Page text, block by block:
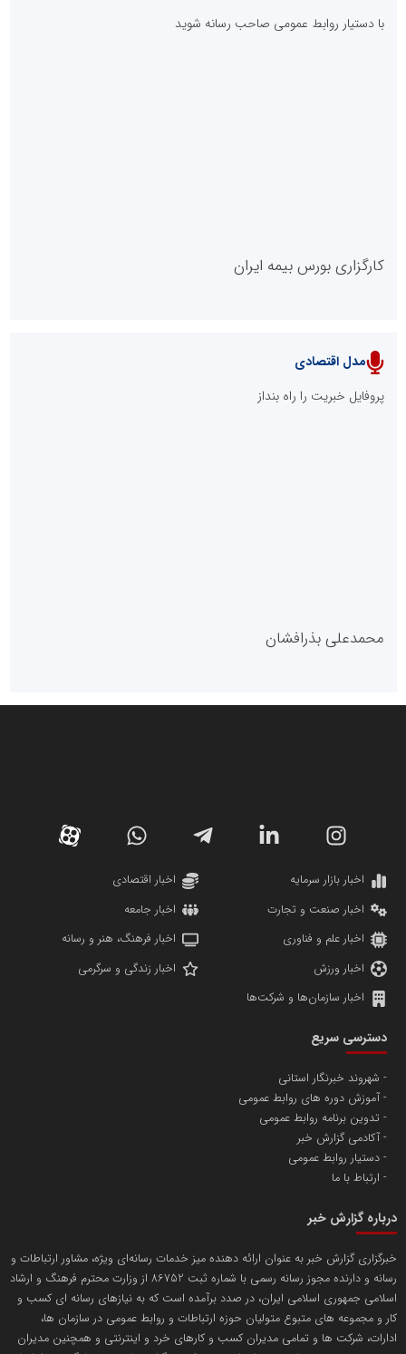
پایگاه خبری نهضت ملی مسکن
پایگاه خبری گفتمان یزد
دانشگاه سئوی ایران
پایگاه اطلاع رسانی اعتلای نهادهای مردمی
با دستیار روابط عمومی صاحب رسانه شوید
کارگزاری بورس بیمه ایران
تامین آهن اسفنجی تولیدکنندگان فولاد در کشور
تریبون
انتشار گسترده محتوا در رسانه گزارش خبر
مدل اقتصادی
پروفایل خبریت را راه بنداز
محمدعلی بذرافشان
مریم حاج نوروز نظری
مسعودصادقی
اخبار بازار سرمایه
اخبار اقتصادی
اخبار صنعت و تجارت
اخبار جامعه
اخبار علم و فناوری
اخبار فرهنگ، هنر و رسانه
اخبار ورزش
اخبار زندگی و سرگرمی
اخبار سازمان‌ها و شرکت‌ها
دسترسی سریع
شهروند خبرنگار استانی
آموزش دوره های روابط عمومی
تدوین برنامه روابط عمومی
آکادمی گزارش خبر
دستیار روابط عمومی
ارتباط با ما
درباره گزارش خبر
خبرگزاری گزارش خبر به عنوان ارائه دهنده میز خدمات رسانه‌ای ویژه، مشاور ارتباطات و
رسانه و دارنده مجوز رسانه رسمی با شماره ثبت 86752 از وزارت محترم فرهنگ و ارشاد
اسلامی جمهوری اسلامی ایران، در صدد برآمده است که به نیازهای رسانه ای کسب و
کار و مجموعه های متبوع متولیان حوزه ارتباطات و روابط عمومی در سازمان ها،
ادارات، شرکت ها و تمامی مدیران کسب و کارهای خرد و اینترنتی و همچنین مدیران